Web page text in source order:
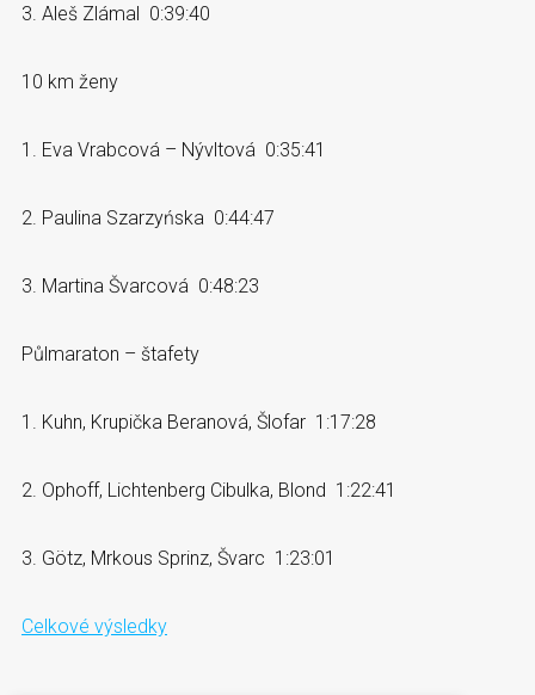
3. Aleš Zlámal 0:39:40
10 km ženy
1. Eva Vrabcová – Nývltová 0:35:41
2. Paulina Szarzyńska 0:44:47
3. Martina Švarcová 0:48:23
Půlmaraton – štafety
1. Kuhn, Krupička Beranová, Šlofar 1:17:28
2. Ophoff, Lichtenberg Cibulka, Blond 1:22:41
3. Götz, Mrkous Sprinz, Švarc 1:23:01
Celkové výsledky